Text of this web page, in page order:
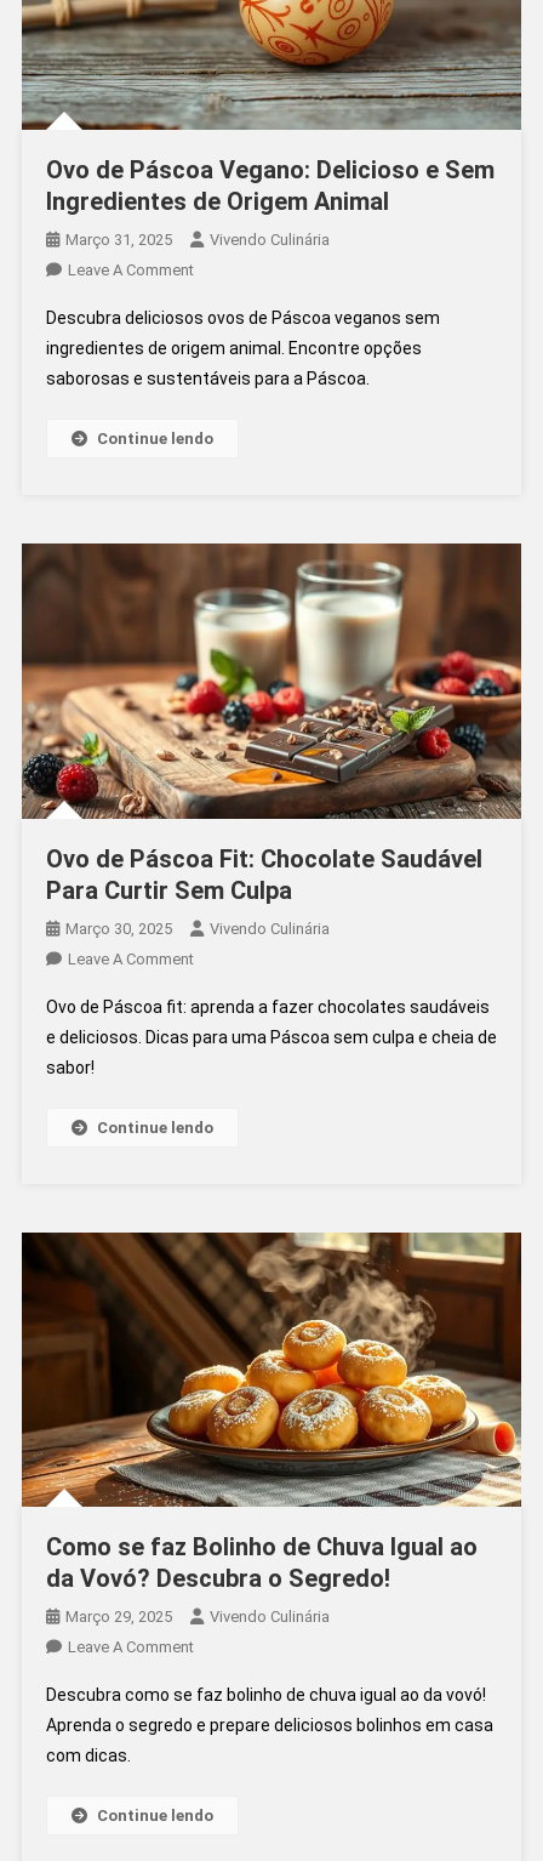
Ovo de Páscoa Vegano: Delicioso e Sem
Ingredientes de Origem Animal
Março 31, 2025
Vivendo Culinária
Leave A CommentOn
De
Páscoa
Vegano:
E
Origem
Descubra deliciosos ovos de Páscoa veganos sem
ingredientes de origem animal. Encontre opções
saborosas e sustentáveis para a Páscoa.
Continue lendo
Ovo de Páscoa Fit: Chocolate Saudável
Para Curtir Sem Culpa
Março 30, 2025
Vivendo Culinária
Leave A CommentOn
De
Páscoa
Saudável
Culpa
Ovo de Páscoa fit: aprenda a fazer chocolates saudáveis
e deliciosos. Dicas para uma Páscoa sem culpa e cheia de
sabor!
Continue lendo
Como se faz Bolinho de Chuva Igual ao
da Vovó? Descubra o Segredo!
Março 29, 2025
Vivendo Culinária
Leave A CommentOn
Se
Faz
Chuva
Descubra como se faz bolinho de chuva igual ao da vovó!
Aprenda o segredo e prepare deliciosos bolinhos em casa
com dicas.
Continue lendo